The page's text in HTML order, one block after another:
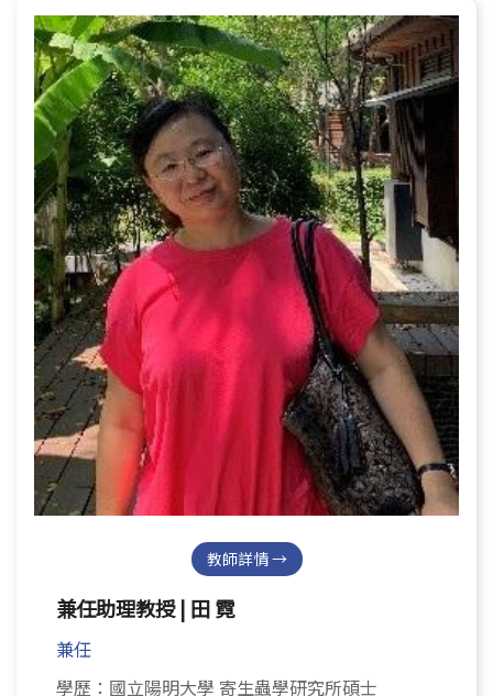
教師詳情 →
兼任助理教授 | 田 霓
兼任
學歷：國立陽明大學 寄生蟲學研究所碩士